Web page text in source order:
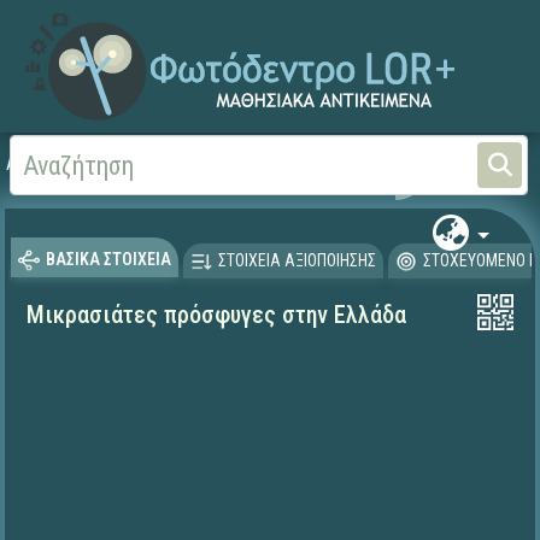
Αρχική Γλώσσα και Λογοτεχνία
ΒΑΣΙΚΑ ΣΤΟΙΧΕΙΑ ΣΤΟΙΧΕΙΑ ΑΞΙΟΠΟΙΗΣΗΣ ΣΤΟΧΕΥΟΜΕΝΟ
Μικρασιάτες πρόσφυγες στην Ελλάδα